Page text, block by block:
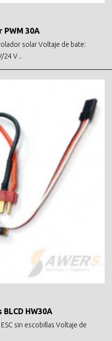
30A
solar Voltaje de bate:
24 V ..
HW30A
sin escobillas Voltaje de